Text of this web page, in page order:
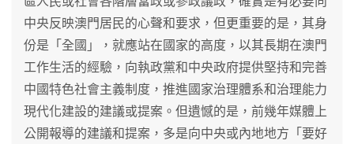
中央反映澳門居民的心聲和要求，但更重要的是，其身
份是「全國」，就應站在國家的高度，以其長期在澳門
工作生活的經驗，向執政黨和中央政府提供堅持和完善
中國特色社會主義制度，推進國家治理體系和治理能力
現代化建設的建議或提案。但遺憾的是，前幾年媒體上
公開報導的建議和提案，多是向中央或內地地方「要好